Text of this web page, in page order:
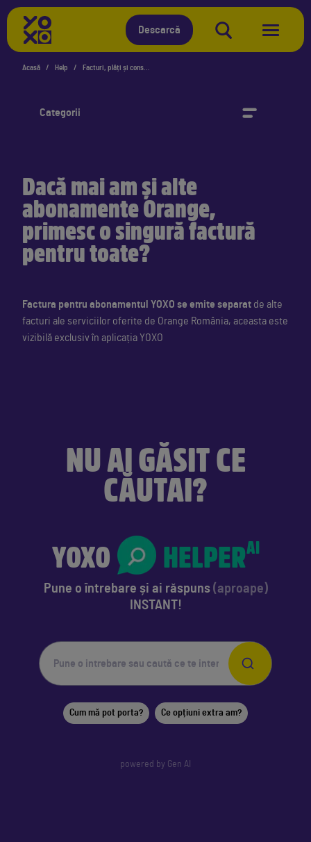
YOXO
Descarcă
Acasă Help Facturi, plăți și consum
Categorii
Dacă mai am și alte
abonamente Orange,
primesc o singură factură
pentru toate?
Factura pentru abonamentul YOXO se emite separat de alte
facturi ale serviciilor oferite de Orange România, aceasta este
vizibilă exclusiv în aplicația YOXO
NU AI GĂSIT CE
CĂUTAI?
YOXO HELPERAI
Pune o întrebare și ai răspuns (aproape)
INSTANT!
Cum mă pot porta? Ce opțiuni extra am?
powered by Gen AI